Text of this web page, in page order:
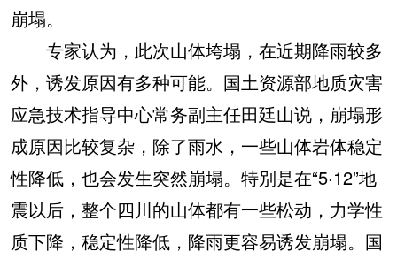
崩塌。
专家认为，此次山体垮塌，在近期降雨较多
外，诱发原因有多种可能。国土资源部地质灾害
应急技术指导中心常务副主任田廷山说，崩塌形
成原因比较复杂，除了雨水，一些山体岩体稳定
性降低，也会发生突然崩塌。特别是在“5·12”地
震以后，整个四川的山体都有一些松动，力学性
质下降，稳定性降低，降雨更容易诱发崩塌。国